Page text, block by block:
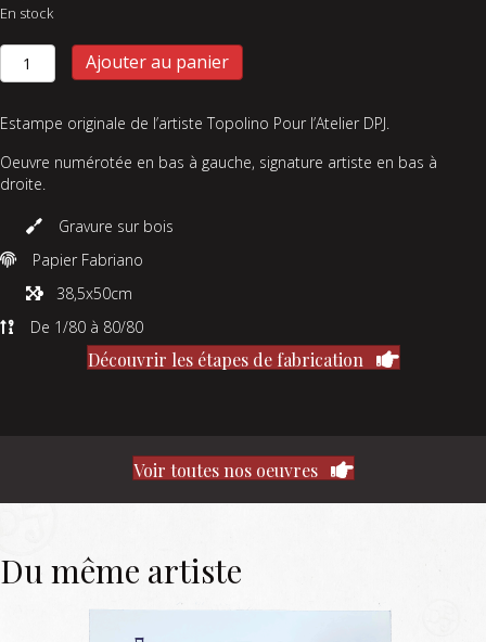
En stock
quantité
de
à
(Une
spaghettade
Ajouter au panier
Estampe originale de l’artiste Topolino Pour l’Atelier DPJ.
Oeuvre numérotée en bas à gauche, signature artiste en bas à
droite.
Gravure sur bois
Papier Fabriano
38,5x50cm
De 1/80 à 80/80
Découvrir les étapes de fabrication
Voir toutes nos oeuvres
Du même artiste